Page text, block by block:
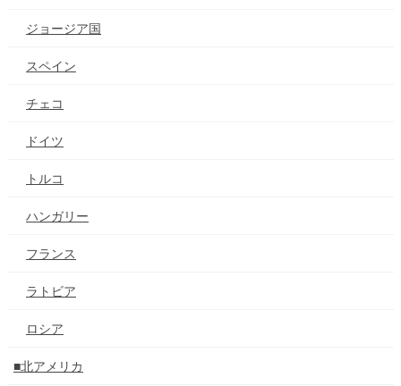
ジョージア国
スペイン
チェコ
ドイツ
トルコ
ハンガリー
フランス
ラトビア
ロシア
■北アメリカ